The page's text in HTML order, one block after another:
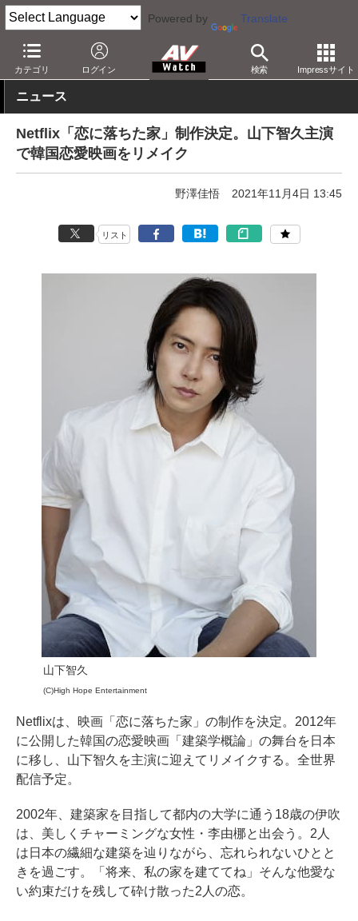
Powered by Translate
カテゴリ ログイン 検索 Impressサイト
AV Watch コンテンツ・サービス 映像配信 Netflix
ニュース
Netflix「恋に落ちた家」制作決定。山下智久主演
で韓国恋愛映画をリメイク
野澤佳悟 2021年11月4日 13:45
リスト
山下智久
(C)High Hope Entertainment
Netflixは、映画「恋に落ちた家」の制作を決定。2012年
に公開した韓国の恋愛映画「建築学概論」の舞台を日本
に移し、山下智久を主演に迎えてリメイクする。全世界
配信予定。
2002年、建築家を目指して都内の大学に通う18歳の伊吹
は、美しくチャーミングな女性・李由梛と出会う。2人
は日本の繊細な建築を辿りながら、忘れられないひとと
きを過ごす。「将来、私の家を建ててね」そんな他愛な
い約束だけを残して砕け散った2人の恋。